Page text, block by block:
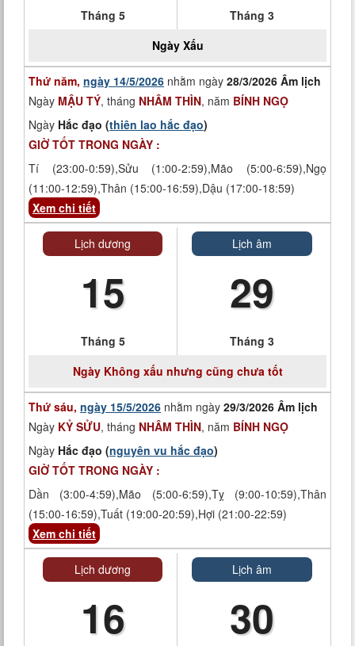
Tháng 5
Tháng 3
Ngày Xấu
Thứ năm, ngày 14/5/2026 nhằm ngày 28/3/2026 Âm lịch
Ngày MẬU TÝ, tháng NHÂM THÌN, năm BÍNH NGỌ
Ngày Hắc đạo (thiên lao hắc đạo)
GIỜ TỐT TRONG NGÀY :
Tí (23:00-0:59),Sửu (1:00-2:59),Mão (5:00-6:59),Ngọ
(11:00-12:59),Thân (15:00-16:59),Dậu (17:00-18:59)
Xem chi tiết
Lịch dương
15
Tháng 5
Lịch âm
29
Tháng 3
NgàyKhông xấu nhưng cũng chưa tốt
Thứ sáu, ngày 15/5/2026 nhằm ngày 29/3/2026 Âm lịch
Ngày KỶ SỬU, tháng NHÂM THÌN, năm BÍNH NGỌ
Ngày Hắc đạo (nguyên vu hắc đạo)
GIỜ TỐT TRONG NGÀY :
Dần (3:00-4:59),Mão (5:00-6:59),Tỵ (9:00-10:59),Thân
(15:00-16:59),Tuất (19:00-20:59),Hợi (21:00-22:59)
Xem chi tiết
Lịch dương
16
Lịch âm
30